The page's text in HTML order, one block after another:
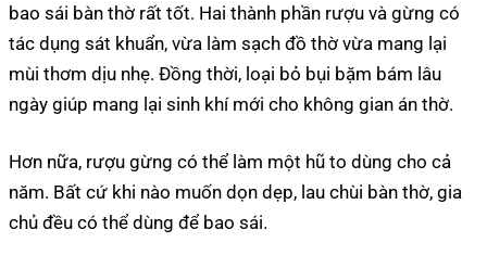
bao sái bàn thờ rất tốt. Hai thành phần rượu và gừng có
tác dụng sát khuẩn, vừa làm sạch đồ thờ vừa mang lại
mùi thơm dịu nhẹ. Đồng thời, loại bỏ bụi bặm bám lâu
ngày giúp mang lại sinh khí mới cho không gian án thờ.
Hơn nữa, rượu gừng có thể làm một hũ to dùng cho cả
năm. Bất cứ khi nào muốn dọn dẹp, lau chùi bàn thờ, gia
chủ đều có thể dùng để bao sái.